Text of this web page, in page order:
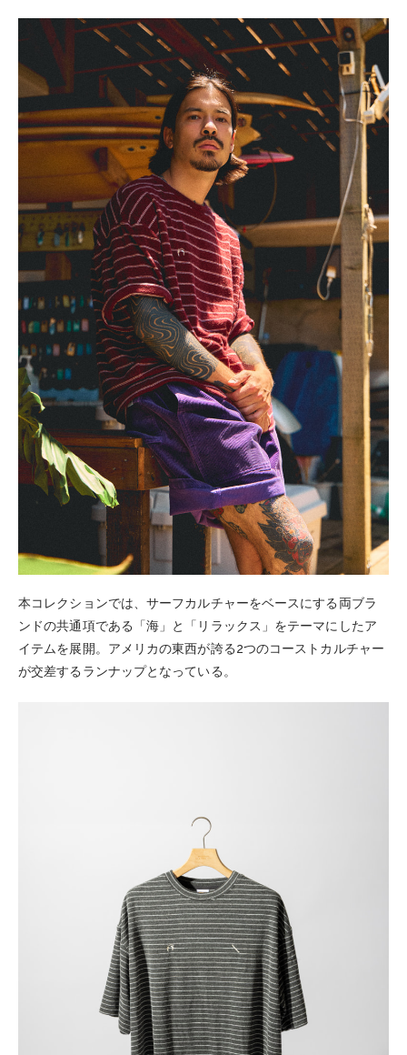
本コレクションでは、サーフカルチャーをベースにする両ブラ
ンドの共通項である「海」と「リラックス」をテーマにしたア
イテムを展開。アメリカの東西が誇る2つのコーストカルチャー
が交差するランナップとなっている。